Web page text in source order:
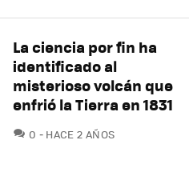
La ciencia por fin ha
identificado al
misterioso volcán que
enfrió la Tierra en 1831
0 COMENTARIOS
HACE 2 AÑOS